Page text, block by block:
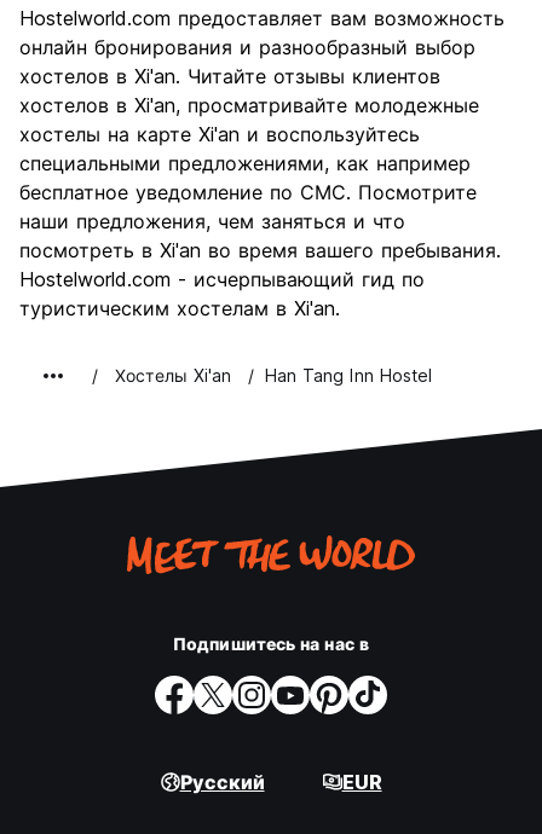
достопримечательностей
8.8
Культура
Ночная жизнь
6.9
Соотношение цены и
качества
Hostelworld.com предоставляет вам возможность
онлайн бронирования и разнообразный выбор
хостелов в Xi'an. Читайте отзывы клиентов
хостелов в Xi'an, просматривайте молодежные
хостелы на карте Xi'an и воспользуйтесь
специальными предложениями, как например
бесплатное уведомление по СМС. Посмотрите
наши предложения, чем заняться и что
посмотреть в Xi'an во время вашего пребывания.
Hostelworld.com - исчерпывающий гид по
туристическим хостелам в Xi'an.
Хостелы Xi'an Han Tang Inn Hostel
Подпишитесь на нас в
Русский EUR